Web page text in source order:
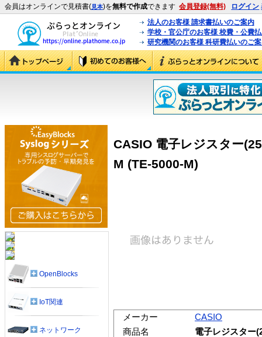
会員はオンラインで見積書(見本)を無料で作成できます 会員登録(無料) ログイン
法人のお客様 請求書払いのご案内
学校・官公庁のお客様 校費・公費
研究機関のお客様 科研費払いのご
CASIO 電子レジスター
M (TE-5000-M)
メーカー
CASIO
商品名
電子レジスター
OpenBlocks
IoT関連
ネットワーク